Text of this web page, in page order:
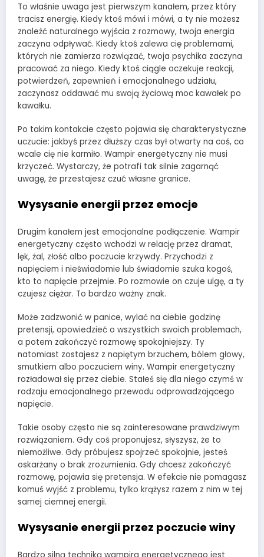
To właśnie uwaga jest pierwszym kanałem, przez który
tracisz energię. Kiedy ktoś mówi i mówi, a ty nie możesz
znaleźć naturalnego wyjścia z rozmowy, twoja energia
zaczyna odpływać. Kiedy ktoś zalewa cię problemami,
których nie zamierza rozwiązać, twoja psychika zaczyna
pracować za niego. Kiedy ktoś ciągle oczekuje reakcji,
potwierdzeń, zapewnień i emocjonalnego udziału,
zaczynasz oddawać mu swoją życiową moc kawałek po
kawałku.
Po takim kontakcie często pojawia się charakterystyczne
uczucie: jakbyś przez dłuższy czas był otwarty na coś, co
wcale cię nie karmiło. Wampir energetyczny nie musi
krzyczeć. Wystarczy, że potrafi tak silnie zagarnąć
uwagę, że przestajesz czuć własne granice.
Wysysanie energii przez emocje
Drugim kanałem jest emocjonalne podłączenie. Wampir
energetyczny często wchodzi w relację przez dramat,
lęk, żal, złość albo poczucie krzywdy. Przychodzi z
napięciem i nieświadomie lub świadomie szuka kogoś,
kto to napięcie przejmie. Po rozmowie on czuje ulgę, a ty
czujesz ciężar. To bardzo ważny znak.
Może zadzwonić w panice, wylać na ciebie godzinę
pretensji, opowiedzieć o wszystkich swoich problemach,
a potem zakończyć rozmowę spokojniejszy. Ty
natomiast zostajesz z napiętym brzuchem, bólem głowy,
smutkiem albo poczuciem winy. Wampir energetyczny
rozładował się przez ciebie. Stałeś się dla niego czymś w
rodzaju emocjonalnego przewodu odprowadzającego
napięcie.
Takie osoby często nie są zainteresowane prawdziwym
rozwiązaniem. Gdy coś proponujesz, słyszysz, że to
niemożliwe. Gdy próbujesz spojrzeć spokojnie, jesteś
oskarżany o brak zrozumienia. Gdy chcesz zakończyć
rozmowę, pojawia się pretensja. W efekcie nie pomagasz
komuś wyjść z problemu, tylko krążysz razem z nim w tej
samej ciemnej energii.
Wysysanie energii przez poczucie winy